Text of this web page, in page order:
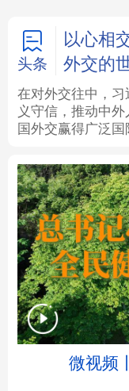
学术中国 乡
城市
彩票
文化产业
地方频道
北京
辽宁
头条
以心相
外交的
在对外交往中，
义守信，推动中
国外交赢得广泛
微视频